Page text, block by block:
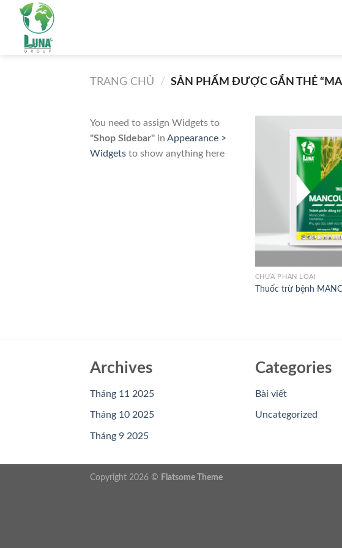
content
TRANG CHỦ / SẢN PHẨM ĐƯỢC GẮN THẺ
You need to assign Widgets to
"Shop Sidebar" in Appearance >
Widgets to show anything here
CHƯA PHÂN LOẠI
Thuốc trừ bệnh
Archives
Tháng 11 2025
Tháng 10 2025
Tháng 9 2025
Categories
Bài viết
Uncategorized
Copyright 2026 © Flatsome Theme